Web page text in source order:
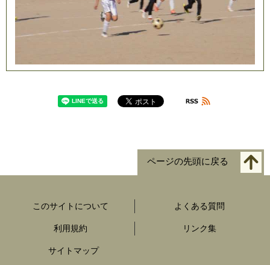
ページの先頭に戻る
このサイトについて よくある質問
利用規約 リンク集
サイトマップ